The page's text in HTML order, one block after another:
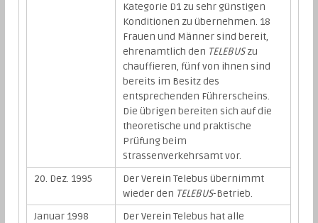
Kategorie D1 zu sehr günstigen
Konditionen zu übernehmen. 18
Frauen und Männer sind bereit,
ehrenamtlich den TELEBUSzu
chauffieren, fünf von ihnen sind
bereits im Besitz des
entsprechenden Führerscheins.
Die übrigen bereiten sich auf die
theoretische und praktische
Prüfung beim
Strassenverkehrsamt vor.
20. Dez. 1995
Der Verein Telebus übernimmt
wieder den TELEBUS-Betrieb.
Januar 1998
Der Verein Telebus hat alle